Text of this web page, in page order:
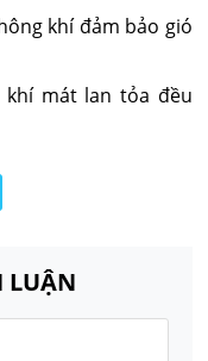
khí đảm bảo gió
mát lan tỏa đều
LUẬN